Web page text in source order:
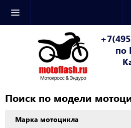
по
Поиск по модели